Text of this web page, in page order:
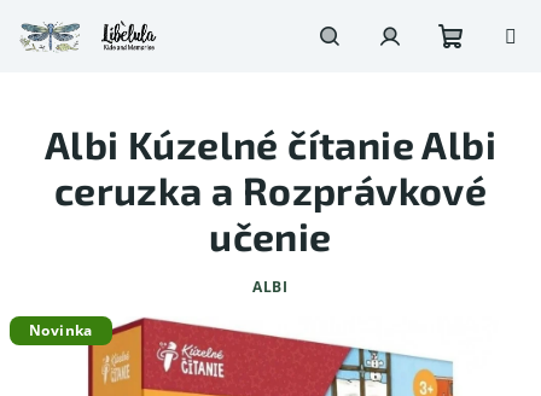
na
obsah
košík
Albi Kúzelné čítanie Albi
ceruzka a Rozprávkové
učenie
ALBI
Novinka